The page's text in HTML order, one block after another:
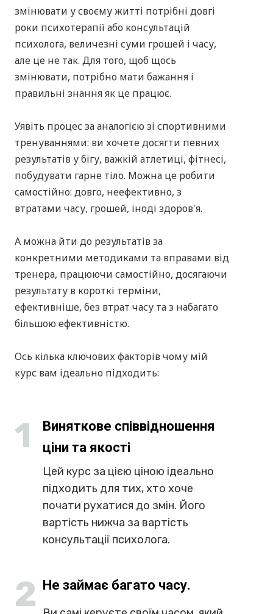
Наприкінці курсу ви матимете повне
розуміння як самостійно та ефективно
працювати зі своїм станом, змінювати своє
життя та змінювати негативні життєві
Чому ці техніки
працюють?
змінювати у своєму житті потрібні довгі
роки психотерапії або консультацій
змінювати, потрібно мати бажання і
правильні знання як це працює.
Уявіть процес за аналогією зі спортивними
тренуваннями: ви хочете досягти певних
результатів у бігу, важкій атлетиці, фітнесі,
побудувати гарне тіло. Можна це робити
втратами часу, грошей, іноді здоров'я.